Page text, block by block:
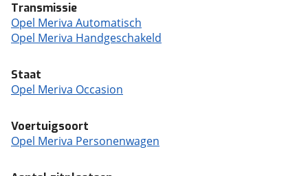
Transmissie
Opel Meriva Automatisch
Opel Meriva Handgeschakeld
Staat
Opel Meriva Occasion
Voertuigsoort
Opel Meriva Personenwagen